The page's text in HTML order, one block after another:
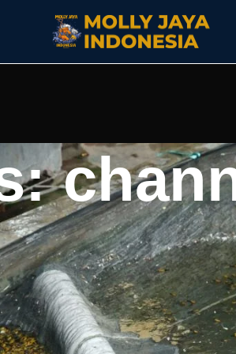
pulau Kalimantan yang memiliki
pecinta predator akuatik karena